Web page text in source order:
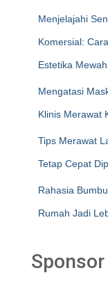
Menjelajahi
Komersial:
Estetika
Mengatasi
Klinis Merawat
Tips Merawat
Tetap Cepat
Rahasia
Rumah Jadi
Sponsor